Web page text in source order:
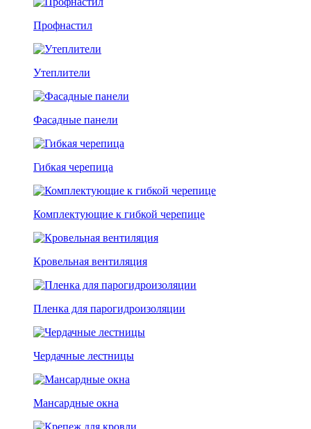
Профнастил
Утеплители
Фасадные панели
Гибкая черепица
Комплектующие к гибкой черепице
Кровельная вентиляция
Пленка для парогидроизоляции
Чердачные лестницы
Мансардные окна